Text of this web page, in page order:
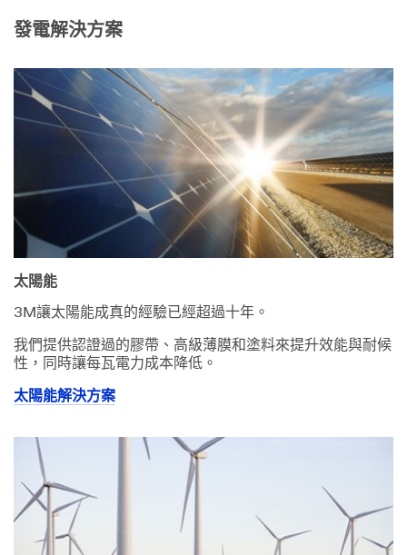
發電解決方案
太陽能
3M讓太陽能成真的經驗已經超過十年。
我們提供認證過的膠帶、高級薄膜和塗料來提升效能與耐候
性，同時讓每瓦電力成本降低。
太陽能解決方案